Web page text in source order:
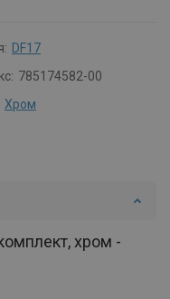
DF17
785174582-00
Хром
хром -